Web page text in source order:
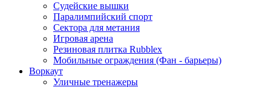
Судейские вышки
Паралимпийский спорт
Сектора для метания
Игровая арена
Резиновая плитка Rubblex
Мобильные ограждения (Фан - барьеры)
Воркаут
Уличные тренажеры